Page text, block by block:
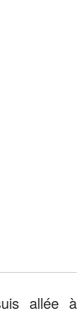
allée à